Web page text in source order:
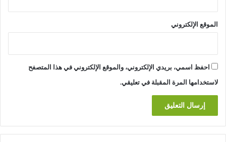
الموقع الإلكتروني
احفظ اسمي، بريدي الإلكتروني، والموقع الإلكتروني في هذا المتصفح
لاستخدامها المرة المقبلة في تعليقي.